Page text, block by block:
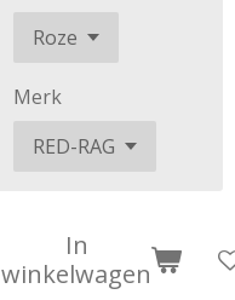
Merk
In
winkelwagen